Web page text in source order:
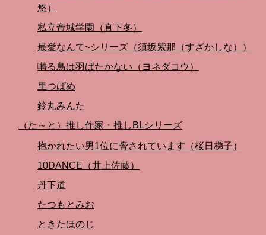
悠）
私立帝城学園（真下冬）
最愛なんて~シリーズ（須坂紫那（すざかしな））
囀る鳥は羽ばたかない（ヨネダコウ）
里つばめ
鈴丸みんた
（た～と）推し作家・推しBLシリーズ
抱かれたい男1位に脅されています（桜日梯子）
10DANCE（井上佐藤）
丹下道
たつもとみお
ときたほのじ